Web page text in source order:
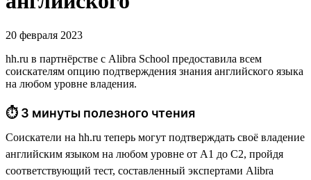
20 февраля 2023
hh.ru в партнёрстве с Alibra School предоставила всем
соискателям опцию подтверждения знания английского языка
на любом уровне владения.
⏱ 3 минуты полезного чтения
Соискатели на hh.ru теперь могут подтверждать своё владение
английским языком на любом уровне от А1 до С2, пройдя
соответствующий тест, составленный экспертами Alibra